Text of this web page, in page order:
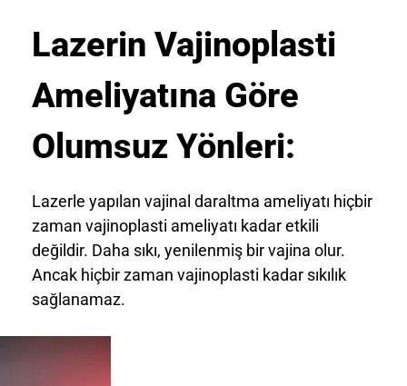
Lazerin Vajinoplasti
Ameliyatına Göre
Olumsuz Yönleri:
Lazerle yapılan vajinal daraltma ameliyatı hiçbir
zaman vajinoplasti ameliyatı kadar etkili
değildir. Daha sıkı, yenilenmiş bir vajina olur.
Ancak hiçbir zaman vajinoplasti kadar sıkılık
sağlanamaz.